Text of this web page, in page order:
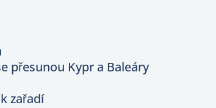
přesunou Kypr a Baleáry
zařadí